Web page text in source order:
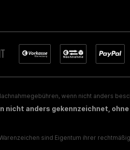
wenn nicht anders
nicht anders gekennzeichnet,
sind Eigentum ihrer